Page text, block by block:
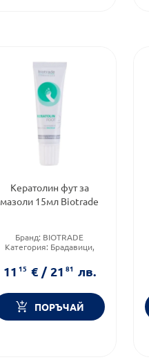
Кератолин фут за
мазоли 15мл Biotrade
Бранд: BIOTRADE
Категория: Брадавици,
Форма на продукта:
1115 € / 2181 лв.
ПОРЪЧАЙ